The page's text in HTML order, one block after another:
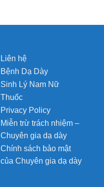
Liên hệ
Bệnh Dạ Dày
Sinh Lý Nam Nữ
Thuốc
Privacy Policy
Miễn trừ trách nhiệm –
Chuyên gia dạ dày
Chính sách bảo mật
của Chuyên gia dạ dày